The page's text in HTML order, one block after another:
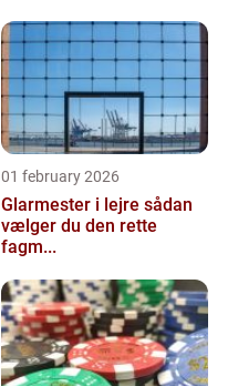
01 february 2026
Glarmester i lejre sådan
vælger du den rette
fagm...